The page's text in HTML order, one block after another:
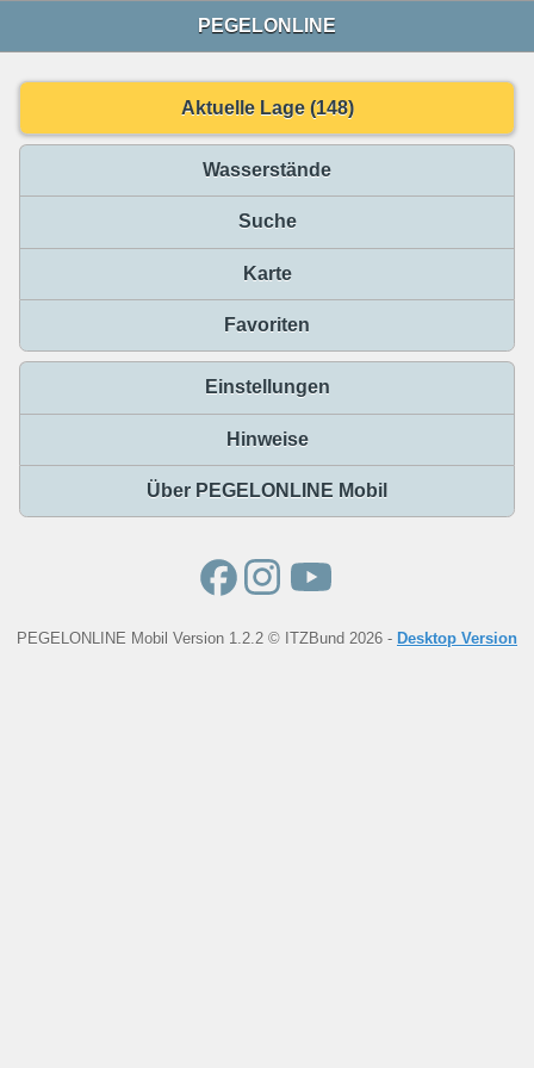
PEGELONLINE
Aktuelle Lage (148)
Wasserstände
Suche
Karte
Favoriten
Einstellungen
Hinweise
Über PEGELONLINE Mobil
PEGELONLINE Mobil Version 1.2.2 © ITZBund 2026 - Desktop Version